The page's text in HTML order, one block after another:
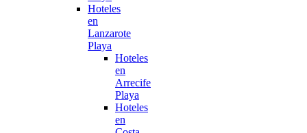
Hoteles
en
Lanzarote
Playa
Hoteles
en
Arrecife
Playa
Hoteles
en